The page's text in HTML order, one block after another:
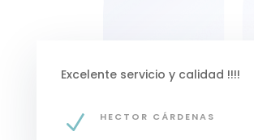
Excelente servicio y calidad !!!!
N HECTOR CÁRDENAS